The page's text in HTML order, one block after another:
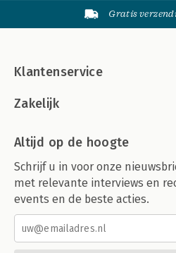
Gratis
Klantenservice
Zakelijk
Altijd op de hoogte
Schrijf u in voor onze
met relevante interviews en
events en de beste acties.